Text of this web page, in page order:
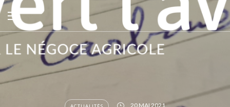
20 MAI 2021